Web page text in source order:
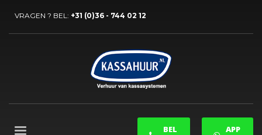
VRAGEN ? BEL: +31 (0)36 - 744 02 12
BEL
APP